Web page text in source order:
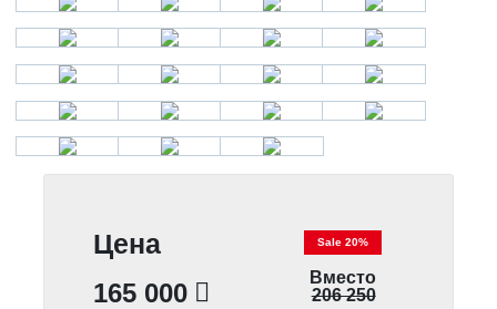
Цена
165 000
Sale 20%
Вместо
206 250